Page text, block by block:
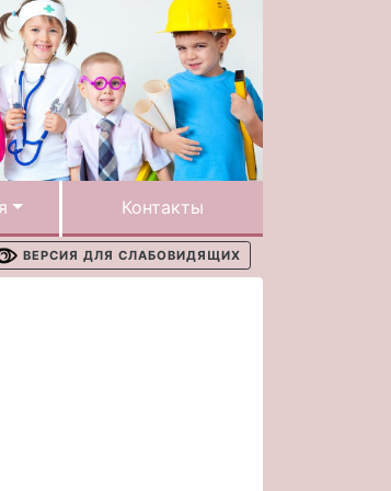
Контакты
ВЕРСИЯ ДЛЯ СЛАБОВИДЯЩИХ